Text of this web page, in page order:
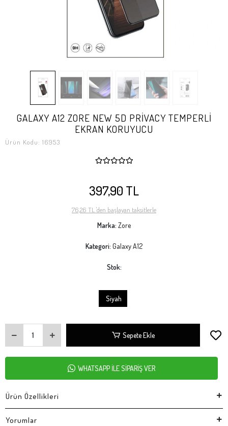
GALAXY A12 ZORE NEW 5D PRİVACY TEMPERLİ
EKRAN KORUYUCU
Ürün Kodu: 16953
397,90 TL
76,26 TL 'den başlayan taksitlerle
Marka: Zore
Kategori: Galaxy A12
Stok:
Siyah
Sepete Ekle
WHATSAPP İLE SİPARİŞ VER
Ürün Özellikleri
Yorumlar